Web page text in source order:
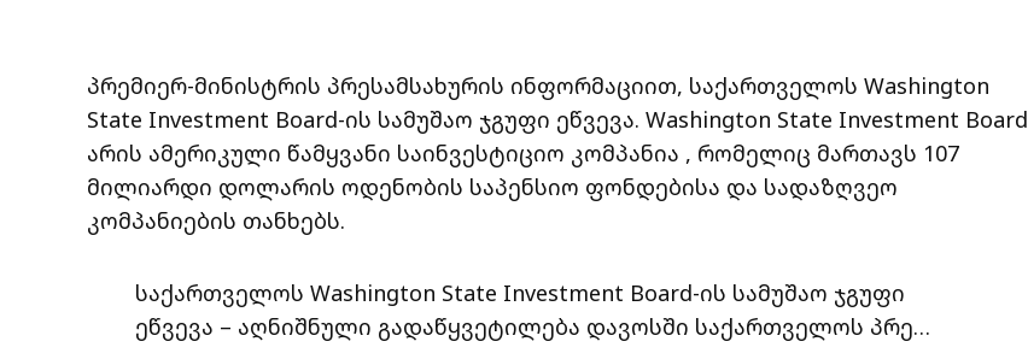
პრემიერ-მინისტრის პრესამსახურის ინფორმაციით, საქართველოს Washington
State Investment Board-ის სამუშაო ჯგუფი ეწვევა. Washington State Investment Board
არის ამერიკული წამყვანი საინვესტიციო კომპანია , რომელიც მართავს 107
მილიარდი დოლარის ოდენობის საპენსიო ფონდებისა და სადაზღვეო
კომპანიების თანხებს.
საქართველოს Washington State Investment Board-ის სამუშაო ჯგუფი
ეწვევა – აღნიშნული გადაწყვეტილება დავოსში საქართველოს პრე…